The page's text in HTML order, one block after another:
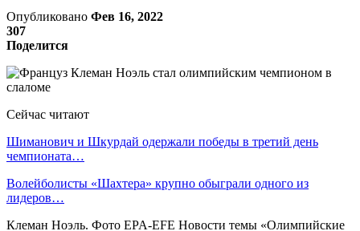
Опубликовано Фев 16, 2022
307
Поделится
Сейчас читают
Шиманович и Шкурдай одержали победы в третий день
чемпионата…
Волейболисты «Шахтера» крупно обыграли одного из
лидеров…
Клеман Ноэль. Фото EPA-EFE Новости темы «Олимпийские